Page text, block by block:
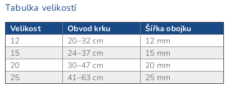
Tabulka velikostí
Velikost Obvod krku
Šířka obojku
12
20–32 cm
12 mm
15
24–37 cm
15 mm
20
30–47 cm
20 mm
25
41–63 cm 25 mm